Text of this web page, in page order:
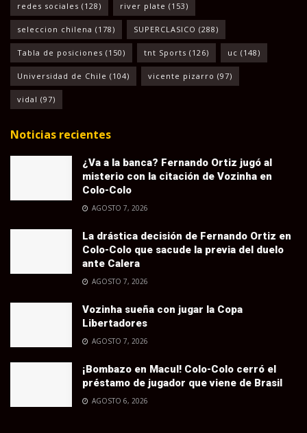
redes sociales (128) river plate (153)
seleccion chilena (178) SUPERCLASICO (288)
Tabla de posiciones (150) tnt Sports (126) uc (148)
Universidad de Chile (104) vicente pizarro (97)
vidal (97)
Noticias recientes
¿Va a la banca? Fernando Ortiz jugó al
misterio con la citación de Vozinha en
Colo-Colo
AGOSTO 7, 2026
La drástica decisión de Fernando Ortiz en
Colo-Colo que sacude la previa del duelo
ante Calera
AGOSTO 7, 2026
Vozinha sueña con jugar la Copa
Libertadores
AGOSTO 7, 2026
¡Bombazo en Macul! Colo-Colo cerró el
préstamo de jugador que viene de Brasil
AGOSTO 6, 2026